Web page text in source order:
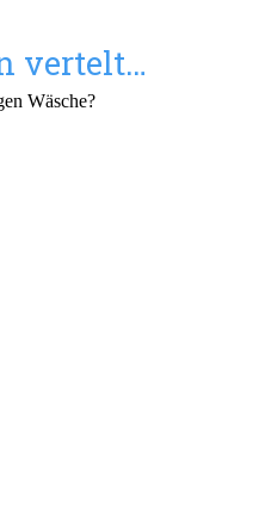
vertelt…